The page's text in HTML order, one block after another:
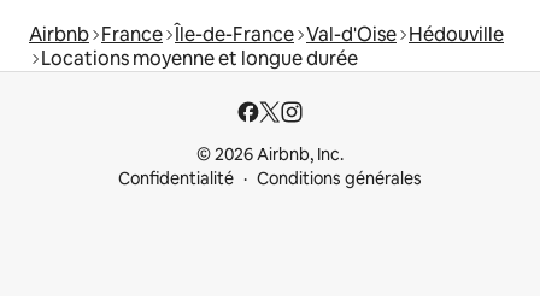
Airbnb France Île-de-France Val-d'Oise Hédouville
Locations moyenne et longue durée
© 2026 Airbnb, Inc.
Confidentialité
Conditions générales